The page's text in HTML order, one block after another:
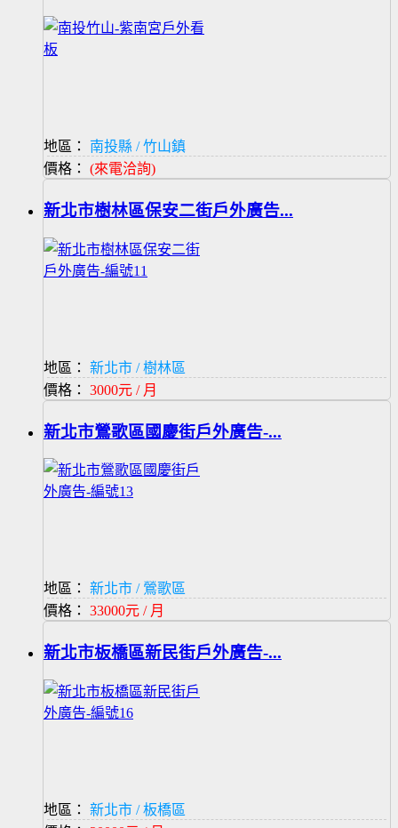
地區：
南投縣 / 竹山鎮
價格： (來電洽詢)
新北市樹林區保安二街戶外廣告...
地區：
新北市 / 樹林區
價格： 3000元 / 月
新北市鶯歌區國慶街戶外廣告-...
地區：
新北市 / 鶯歌區
價格： 33000元 / 月
新北市板橋區新民街戶外廣告-...
地區：
新北市 / 板橋區